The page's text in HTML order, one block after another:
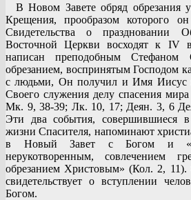
В Новом Завете обряд обрезания
Крещения, прообразом которого он
Свидетельства о праздновании
Восточной Церкви восходят к IV
написан преподобным Стефаном
обрезанием, воспринятым Господом
с людьми, Он получил и Имя Иисус
Своего служения делу спасения
Мк. 9, 38-39; Лк. 10, 17; Деян. 3, 6
Эти два события, совершившиеся
жизни Спасителя, напоминают
в Новый Завет с Богом и
нерукотворенным, совлечением
обрезанием Христовым» (Кол. 2,
свидетельствует о вступлении
Богом.